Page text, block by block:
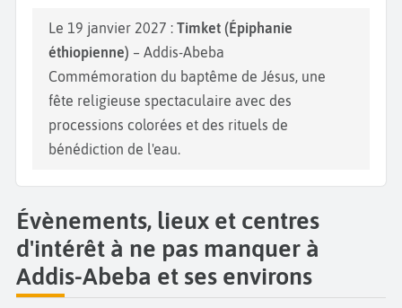
Le 19 janvier 2027 : Timket (Épiphanie
éthiopienne) – Addis-Abeba
Commémoration du baptême de Jésus, une
fête religieuse spectaculaire avec des
processions colorées et des rituels de
bénédiction de l'eau.
Évènements, lieux et centres
d'intérêt à ne pas manquer à
Addis-Abeba et ses environs